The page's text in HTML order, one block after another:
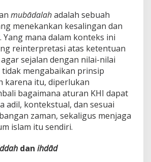
mubādalahadalah sebuah
menekankan kesalingan dan
Yang mana dalam konteks ini
reinterpretasi atas ketentuan
sejalan dengan nilai-nilai
mengabaikan prinsip
karena itu, diperlukan
bagaimana aturan KHI dapat
adil, kontekstual, dan sesuai
zaman, sekaligus menjaga
islam itu sendiri.
dan ihdād